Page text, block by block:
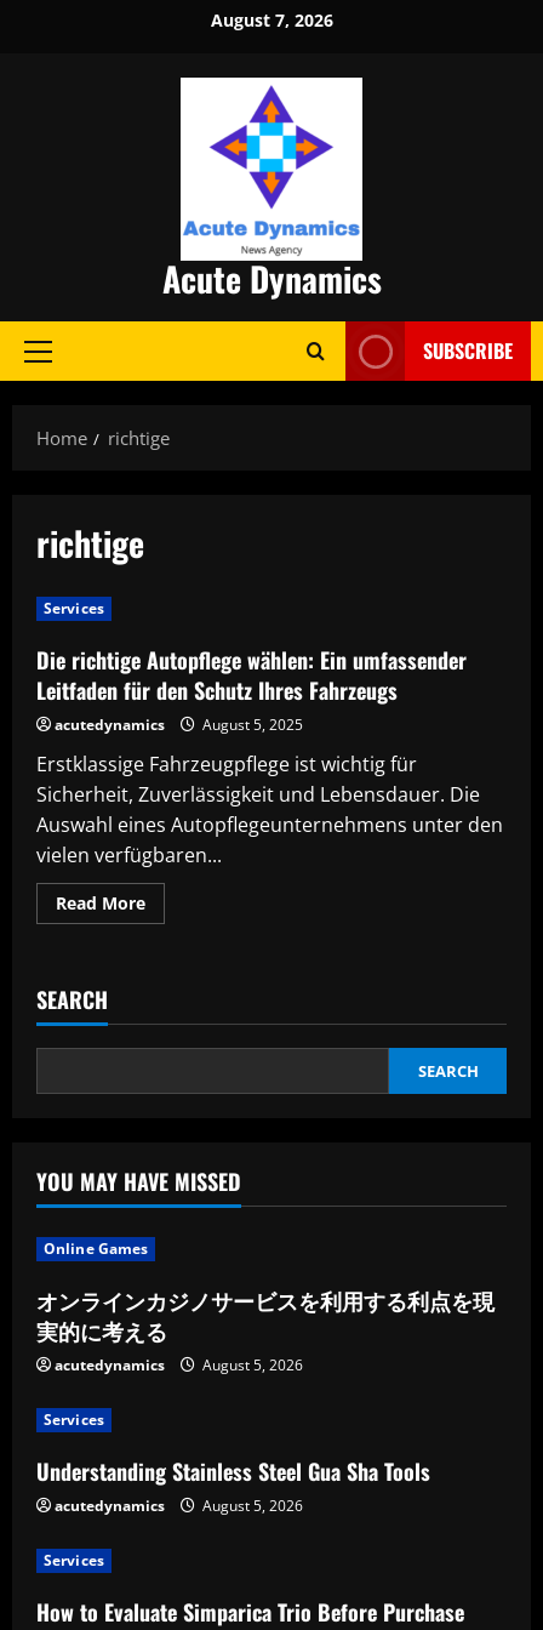
August 7, 2026
Acute Dynamics
Primary
SUBSCRIBE
Home richtige
richtige
Services
Die richtige Autopflege wählen: Ein umfassender
Leitfaden für den Schutz Ihres Fahrzeugs
acutedynamics August 5, 2025
Erstklassige Fahrzeugpflege ist wichtig für
Sicherheit, Zuverlässigkeit und Lebensdauer. Die
Auswahl eines Autopflegeunternehmens unter den
vielen verfügbaren...
Read MoreRead
more
Ein
Leitfaden
den
SEARCH
SEARCH
YOU MAY HAVE MISSED
Online Games
オンラインカジノサービスを利用する利点を現
実的に考える
acutedynamics August 5, 2026
Services
Understanding Stainless Steel Gua Sha Tools
acutedynamics August 5, 2026
Services
How to Evaluate Simparica Trio Before Purchase